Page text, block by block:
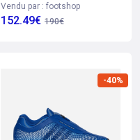
Vendu par : footshop
152.49€ 190€
-40%